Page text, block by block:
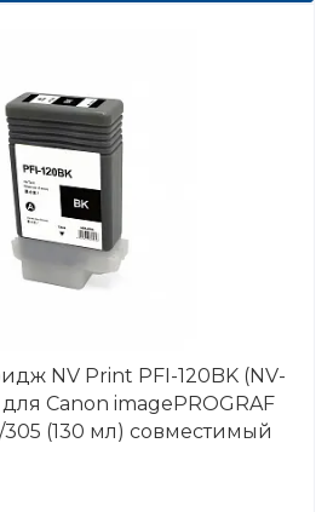
NV Print PFI-120BK (NV-
Canon imagePROGRAF
(130 мл) совместимый